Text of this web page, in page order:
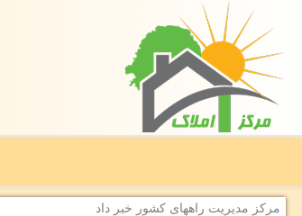
مركز مدیریت راههای كشور خبر داد